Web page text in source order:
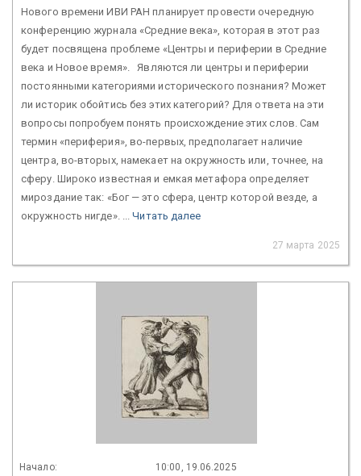
Нового времени ИВИ РАН планирует провести очередную
конференцию журнала «Средние века», которая в этот раз
будет посвящена проблеме «Центры и периферии в Средние
века и Новое время». Являются ли центры и периферии
постоянными категориями исторического познания? Может
ли историк обойтись без этих категорий? Для ответа на эти
вопросы попробуем понять происхождение этих слов. Сам
термин «периферия», во-первых, предполагает наличие
центра, во-вторых, намекает на окружность или, точнее, на
сферу. Широко известная и емкая метафора определяет
мироздание так: «Бог — это сфера, центр которой везде, а
окружность нигде». ...Читать далее
27 марта 2025
Начало: 10:00, 19.06.2025